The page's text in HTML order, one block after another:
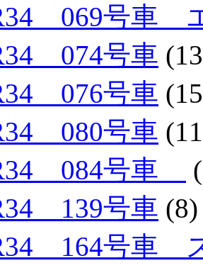
069号車
074号車
076号車
080号車
084号車
139号車 (8)
164号車